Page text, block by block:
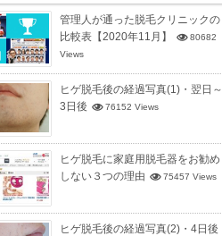
管理人が通った脱毛クリニックの
比較表【2020年11月】
80682
Views
ヒゲ脱毛後の経過写真(1)・翌日～
3日後
76152 Views
ヒゲ脱毛に家庭用脱毛器をお勧め
しない３つの理由
75457 Views
ヒゲ脱毛後の経過写真(2)・4日後